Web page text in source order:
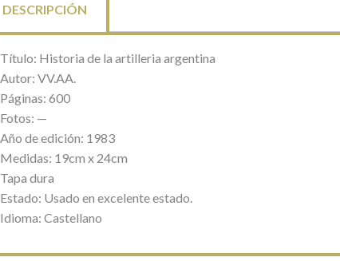
DESCRIPCIÓN
Título: Historia de la artilleria argentina
Autor: VV.AA.
Páginas: 600
Fotos: —
Año de edición: 1983
Medidas: 19cm x 24cm
Tapa dura
Estado: Usado en excelente estado.
Idioma: Castellano